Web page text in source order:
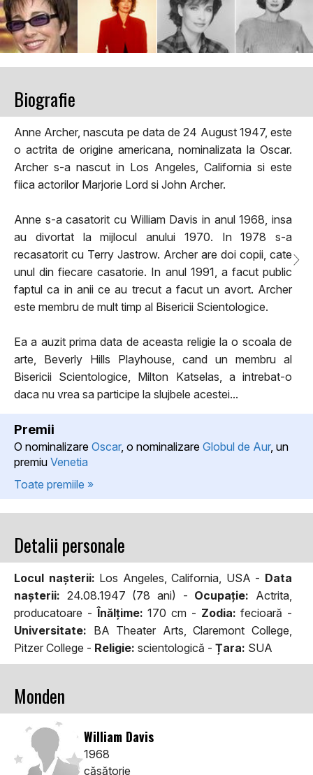
Biografie
Anne Archer, nascuta pe data de 24 August 1947, este
o actrita de origine americana, nominalizata la Oscar.
Archer s-a nascut in Los Angeles, California si este
fiica actorilor Marjorie Lord si John Archer.
Anne s-a casatorit cu William Davis in anul 1968, insa
au divortat la mijlocul anului 1970. In 1978 s-a
recasatorit cu Terry Jastrow. Archer are doi copii, cate
unul din fiecare casatorie. In anul 1991, a facut public
faptul ca in anii ce au trecut a facut un avort. Archer
este membru de mult timp al Bisericii Scientologice.
Ea a auzit prima data de aceasta religie la o scoala de
arte, Beverly Hills Playhouse, cand un membru al
Bisericii Scientologice, Milton Katselas, a intrebat-o
daca nu vrea sa participe la slujbele acestei...
Premii
O nominalizare Oscar, o nominalizare Globul de Aur, un
premiu Venetia
Toate premiile »
Detalii personale
Locul naşterii: Los Angeles, California, USA - Data
naşterii: 24.08.1947 (78 ani) - Ocupaţie: Actrita,
producatoare -Înălţime: 170 cm - Zodia: fecioară -
Universitate: BA Theater Arts, Claremont College,
Pitzer College - Religie: scientologică - Țara: SUA
Monden
William Davis
1968
căsătorie